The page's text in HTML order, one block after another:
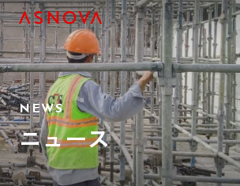
NEWS
ニュース